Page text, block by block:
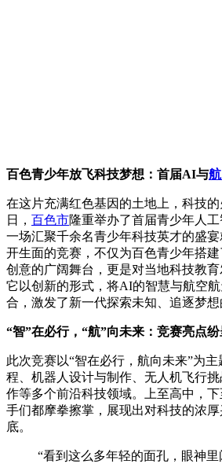
百色青少年放飞科技梦想：首届AI与
在这片充满红色基因的土地上，科技
日， 百色市隆重举办了首届青少年人工
一场汇聚千余名青少年科技英才的盛
开生面的竞赛，不仅为百色青少年搭
创意的广阔舞台，更是对当地科技教育
它以创新的形式，将AI的智慧与航空
合，激发了新一代探索未知、追逐梦想
“智”在必行，“航”向未来：竞赛亮点
此次竞赛以“智在必行，航向未来”为
程、机器人设计与制作、无人机飞行
作等多个前沿科技领域。上至高中，
手们都摩拳擦掌，展现出对科技的浓
底。
“看到这么多年轻的面孔，眼神